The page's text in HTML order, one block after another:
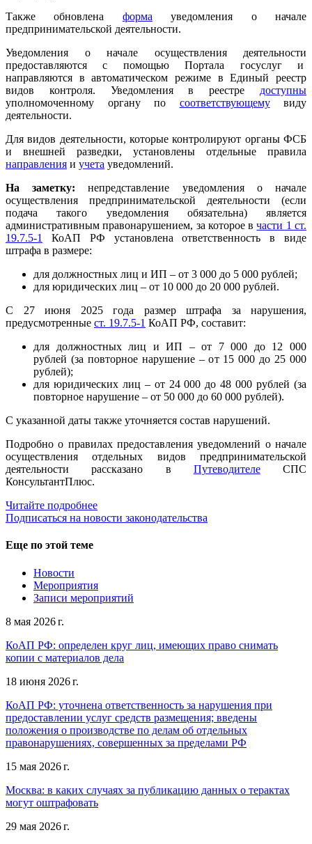
Также обновлена форма уведомления о начале
предпринимательской деятельности.
Уведомления о начале осуществления деятельности
предоставляются с помощью Портала госуслуг и
направляются в автоматическом режиме в Единый реестр
видов контроля. Уведомления в реестре доступны
уполномоченному органу по соответствующемувиду
деятельности.
Для видов деятельности, которые контролируют органы ФСБ
и внешней разведки, установлены отдельные правила
направления и учета уведомлений.
На заметку: непредставление уведомления о начале
осуществления предпринимательской деятельности (если
подача такого уведомления обязательна) является
административным правонарушением, за которое вчасти 1 ст.
19.7.5-1
КоАП РФ установлена ответственность в виде
штрафа в размере:
для должностных лиц и ИП – от 3 000 до 5 000 рублей;
для юридических лиц – от 10 000 до 20 000 рублей.
С 27 июня 2025 года размер штрафа за нарушения,
предусмотренные ст. 19.7.5-1 КоАП РФ, составит:
для должностных лиц и ИП – от 7 000 до 12 000
рублей (за повторное нарушение – от 15 000 до 25 000
рублей);
для юридических лиц – от 24 000 до 48 000 рублей (за
повторное нарушение – от 50 000 до 60 000 рублей).
С указанной даты также уточняется состав нарушений.
Подробно о правилах предоставления уведомлений о начале
осуществления отдельных видов предпринимательской
деятельности рассказано в ПутеводителеСПС
КонсультантПлюс.
Читайте подробнее
Подписаться на новости законодательства
Еще по этой теме
Новости
Мероприятия
Записи мероприятий
8 мая 2026 г.
КоАП РФ: определен круг лиц, имеющих право снимать
копии с материалов дела
18 июня 2026 г.
КоАП РФ: уточнена ответственность за нарушения при
предоставлении услуг средств размещения; введены
положения о производстве по делам об отдельных
правонарушениях, совершенных за пределами РФ
15 мая 2026 г.
Москва: в каких случаях за публикацию данных о терактах
могут оштрафовать
29 мая 2026 г.